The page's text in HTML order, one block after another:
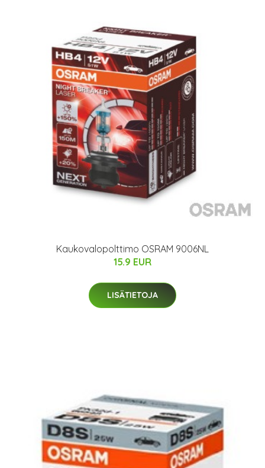
Kaukovalopolttimo OSRAM 9006NL
15.9 EUR
LISÄTIETOJA